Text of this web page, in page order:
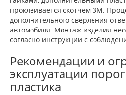
проклеивается скотчем 3М.
дополнительного сверления
автомобиля. Монтаж изделия
согласно инструкции с
Рекомендации и
эксплуатации
пластика